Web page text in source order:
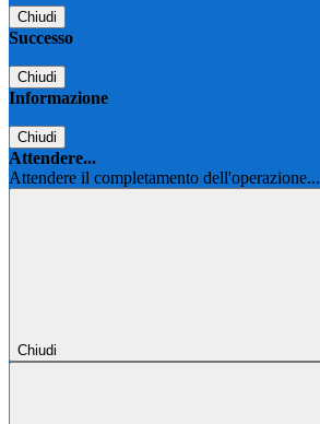
Chiudi
Successo
Chiudi
Informazione
Chiudi
Attendere...
Attendere il completamento dell'operazione...
Chiudi